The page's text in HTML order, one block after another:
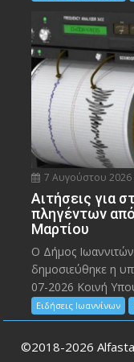
7 Αυγούστου 2026
Αιτήσεις για
πληγέντων
Μαρτίου
Ο Δήμος Ιωαννιτών
δημοσιεύθηκε η
07-2026 Κοινή
Ειδήσεις Ιωαννίνων
©2018-2026